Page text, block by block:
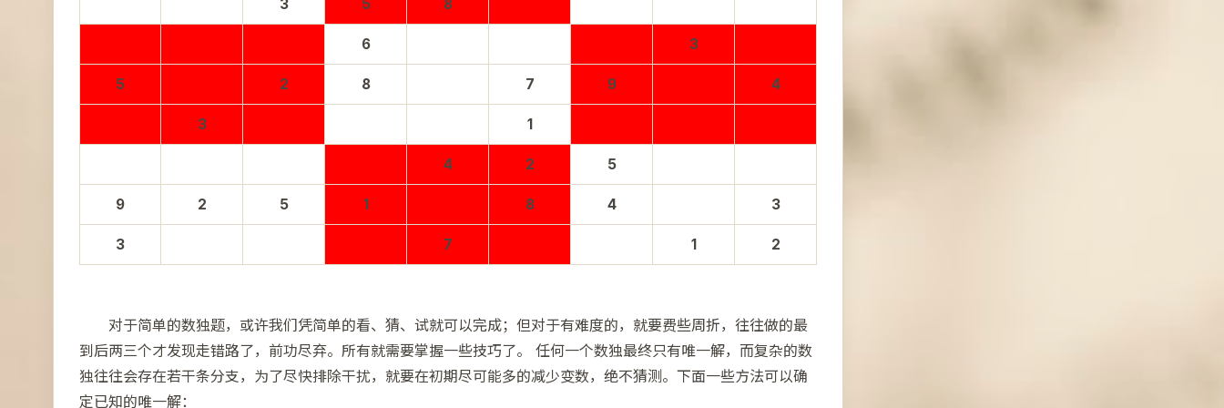
3 5 8
6 3
5 2 8 7 9 4
3 1
4 2 5
9 2 5 1 8 4 3
3 7 1 2
对于简单的数独题，或许我们凭简单的看、猜、试就可以完成；但对于有难度的，就要费些周折，往往做的最
到后两三个才发现走错路了，前功尽弃。所有就需要掌握一些技巧了。 任何一个数独最终只有唯一解，而复杂的数
独往往会存在若干条分支，为了尽快排除干扰，就要在初期尽可能多的减少变数，绝不猜测。下面一些方法可以确
定已知的唯一解：